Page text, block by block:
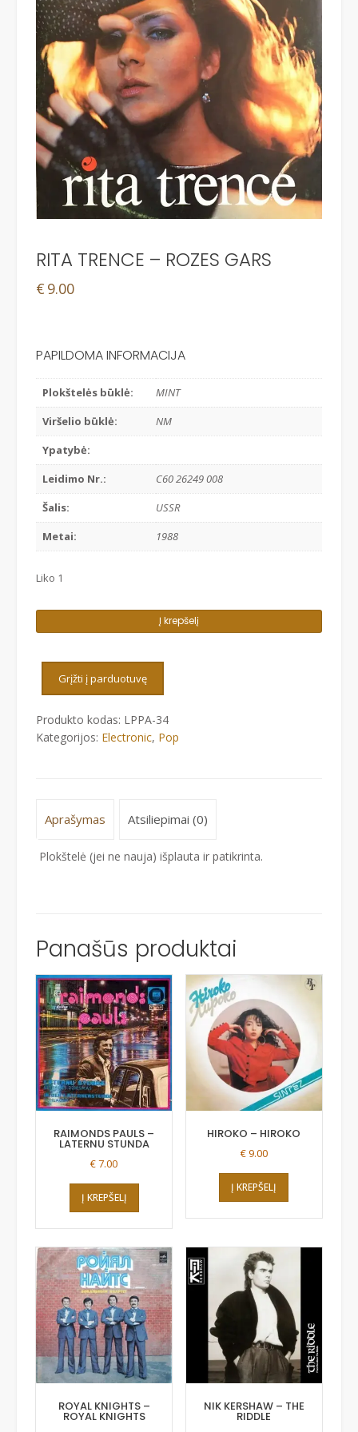
RITA TRENCE – ROZES GARS
€ 9.00
PAPILDOMA INFORMACIJA
Plokštelės būklė:
MINT
Viršelio būklė:
NM
Ypatybė:
Leidimo Nr.:
C60 26249 008
Šalis:
USSR
Metai:
1988
Liko 1
kiekis:
GARS
Į krepšelį
Grįžti į parduotuvę
Produkto kodas: LPPA-34
Kategorijos: Electronic, Pop
Aprašymas Atsiliepimai (0)
Plokštelė (jei ne nauja) išplauta ir patikrinta.
Panašūs produktai
RAIMONDS PAULS –
LATERNU STUNDA
€7.00
Į KREPŠELĮ
HIROKO – HIROKO
€9.00
Į KREPŠELĮ
ROYAL KNIGHTS –
ROYAL KNIGHTS
NIK KERSHAW – THE
RIDDLE